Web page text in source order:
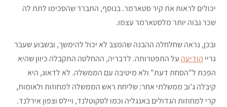
יכולים לראות את קיר סטארמר. בנוסף, התברר שהסכימו לתת לה
שכר גבוה יותר מלסטארמר עצמו.
ובכן, נראה שחלחלה ההבנה שהמצב לא יכול להימשך, ובשבוע שעבר
גריי הודיעה על התפטרותה. לדבריה, ההחלטה התקבלה כיוון שהיא
הפכת ל”הסחת דעת” ולא מיטיבה עם הממשלה. לא לדאוג, היא
קיבלה ג’וב ממשלתי אחר: שליחת ראש הממשלה למחוזות ולאומות,
קרי למחוזות הגדולים באנגליה וכמו לסקוטלנד, ויילס וצפון אירלנד.